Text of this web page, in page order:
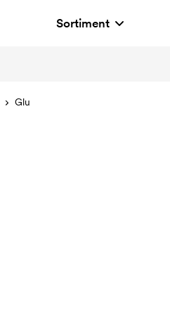
Sortiment
Glu